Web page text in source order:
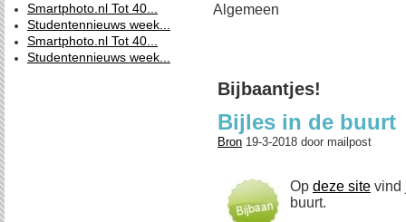
Smartphoto.nl Tot 40...
Studentennieuws week...
Smartphoto.nl Tot 40...
Studentennieuws week...
Bijbaantjes!
Bijles in de buurt
Bron 19-3-2018 door mailpost
Op deze site vind
buurt.